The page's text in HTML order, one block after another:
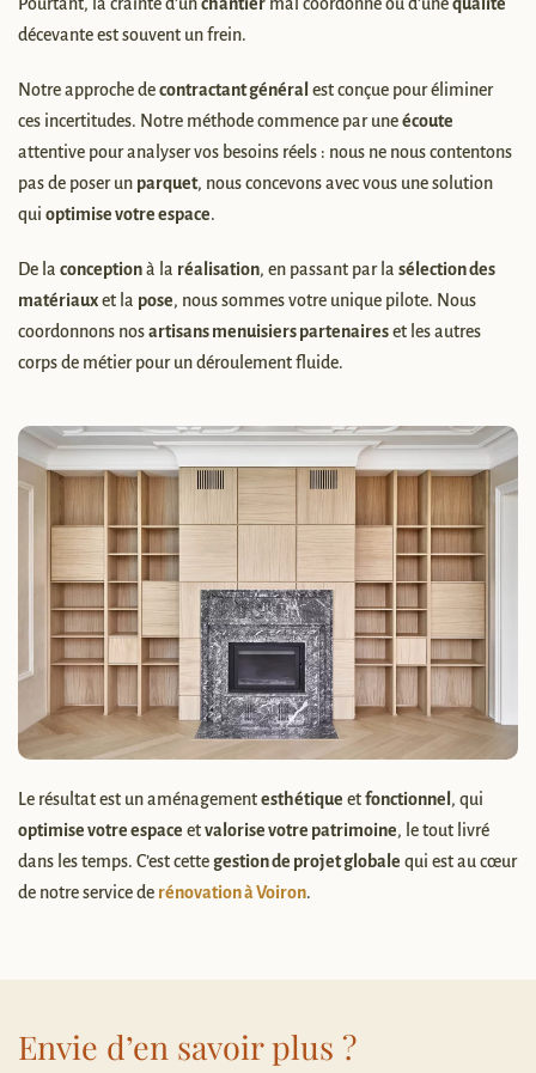
décevante est souvent un frein.
Notre approche decontractant général est conçue pour éliminer
ces incertitudes. Notre méthode commence par uneécoute
attentive pour analyser vos besoins réels : nous ne nous contentons
pas de poser un parquet, nous concevons avec vous une solution
qui optimise votre espace.
De la conceptionà la réalisation, en passant par la sélection des
matériauxet la pose, nous sommes votre unique pilote. Nous
coordonnons nosartisans menuisiers partenaireset les autres
corps de métier pour un déroulement fluide.
Le résultat est un aménagementesthétique etfonctionnel , qui
optimise votre espace etvalorise votre patrimoine, le tout livré
dans les temps. C’est cettegestion de projet globale qui est au cœur
de notre service de rénovation à Voiron.
Envie d’en savoir plus ?